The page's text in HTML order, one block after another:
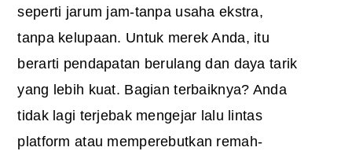
seperti jarum jam-tanpa usaha ekstra,
tanpa kelupaan. Untuk merek Anda, itu
berarti pendapatan berulang dan daya tarik
yang lebih kuat. Bagian terbaiknya? Anda
tidak lagi terjebak mengejar lalu lintas
platform atau memperebutkan remah-